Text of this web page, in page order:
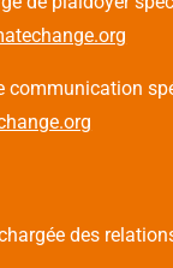
communication
des